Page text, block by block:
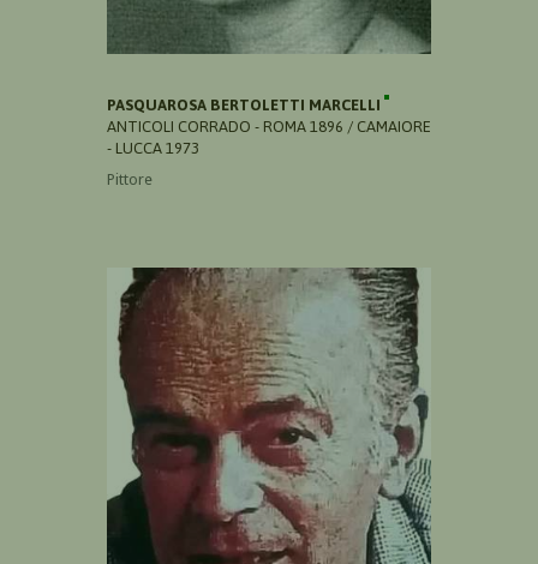
PASQUAROSA BERTOLETTI MARCELLI
ANTICOLI CORRADO - ROMA 1896 / CAMAIORE
- LUCCA 1973
Pittore